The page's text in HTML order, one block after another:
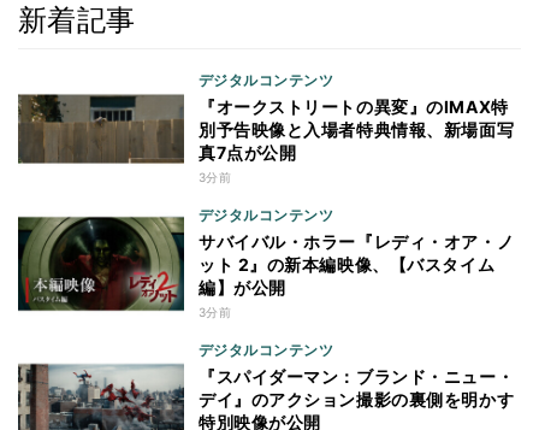
新着記事
デジタルコンテンツ
『オークストリートの異変』のIMAX特
別予告映像と入場者特典情報、新場面写
真7点が公開
3分前
デジタルコンテンツ
サバイバル・ホラー『レディ・オア・ノ
ット 2』の新本編映像、【バスタイム
編】が公開
3分前
デジタルコンテンツ
『スパイダーマン：ブランド・ニュー・
デイ』のアクション撮影の裏側を明かす
特別映像が公開